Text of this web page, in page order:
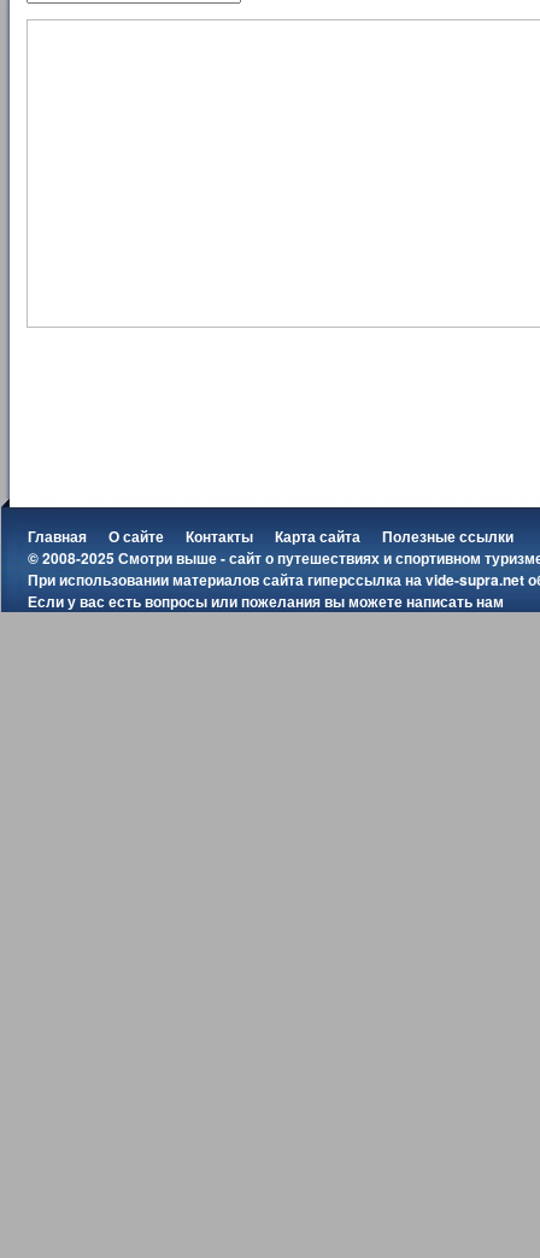
Главная О сайте Контакты Карта сайта
Полезные ссылки
© 2008-2025 Смотри выше - сайт о путешествиях и спортивном
При использовании материалов сайта гиперссылка наvide-supra.net
Если у вас есть вопросы или пожелания вы можетенаписать нам